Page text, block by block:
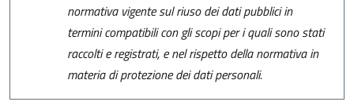
normativa vigente sul riuso dei dati pubblici in
termini compatibili con gli scopi per i quali sono stati
raccolti e registrati, e nel rispetto della normativa in
materia di protezione dei dati personali.